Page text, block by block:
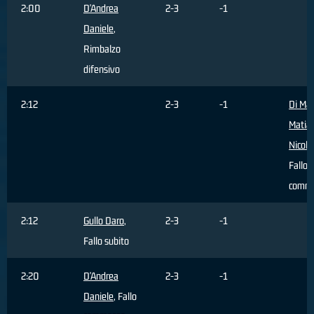
2:00
D'Andrea
Daniele,
Rimbalzo
difensivo
2-3 -1
2:12 2-3 -1
Di
Fallo
2:12 Gullo Daro,
Fallo subito
2-3 -1
2:20
D'Andrea
Daniele, Fallo
2-3 -1